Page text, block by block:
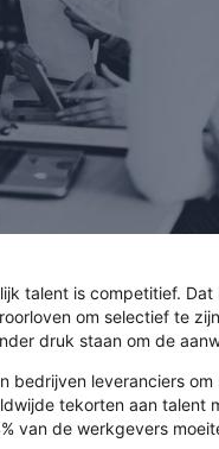
talent is competitief.
om selectief te
druk staan om de
bedrijven leveranciers
tekorten aan talent
van de werkgevers